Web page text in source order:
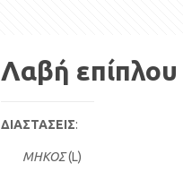
Λαβή επίπλου
ΔΙΑΣΤΑΣΕΙΣ:
ΜΗΚΟΣ(L)